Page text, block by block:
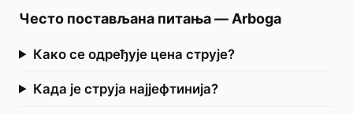
Често постављана питања— Arboga
Како се одређује цена струје?
Када је струја најјефтинија?